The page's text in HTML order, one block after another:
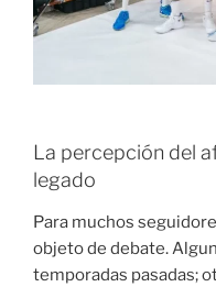
La percepción del
legado
Para muchos
objeto de debate.
temporadas pasadas;